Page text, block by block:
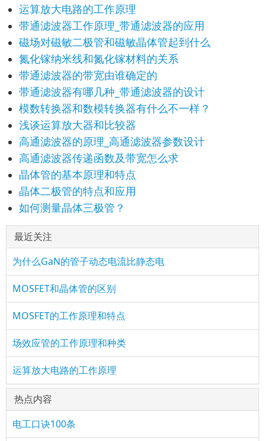
运算放大电路的工作原理
带通滤波器工作原理_带通滤波器的应用
磁场对磁敏二极管和磁敏晶体管起到什么
氮化镓纳米线和氮化镓材料的关系
带通滤波器的带宽由谁确定的
带通滤波器有哪几种_带通滤波器的设计
模数转换器和数模转换器有什么不一样？
浅谈运算放大器和比较器
高通滤波器的原理_高通滤波器参数设计
高通滤波器传递函数及带宽怎么求
晶体管的基本原理和特点
晶体二极管的特点和应用
如何测量晶体三极管？
最近关注
为什么GaN的管子动态电流比静态电
MOSFET和晶体管的区别
MOSFET的工作原理和特点
场效应管的工作原理和种类
运算放大电路的工作原理
热点内容
电工口诀100条